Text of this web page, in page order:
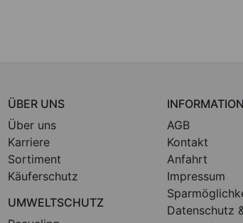
ÜBER UNS
Über uns
Karriere
Sortiment
Käuferschutz
UMWELTSCHUTZ
AGB
Kontakt
Anfahrt
Impressum
Datenschutz